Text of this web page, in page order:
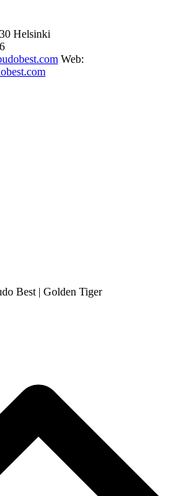
Helsinki
Web:
Best | Golden Tiger